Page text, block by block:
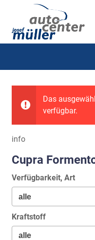
Das
verfügbar.
info
Cupra
Verfügbarkeit, Art
Kraftstoff